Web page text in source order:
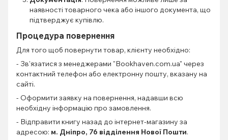
наявності товарного чека або іншого документа, що
підтверджує купівлю.
Процедура повернення
Для того щоб повернути товар, клієнту необхідно:
- Зв'язатися з менеджерами "Bookhaven.com.ua" через
контактний телефон або електронну пошту, вказану на
сайті.
- Оформити заявку на повернення, надавши всю
необхідну інформацію про замовлення.
- Відправити книгу назад до інтернет-магазину за
адресою: м. Дніпро, 76 відділення Нової Пошти.